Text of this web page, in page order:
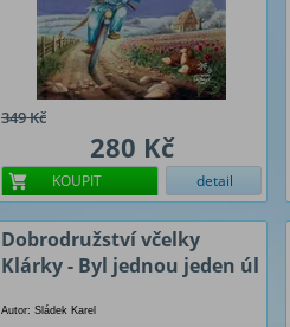
349 Kč
280 Kč
KOUPIT detail
Dobrodružství včelky
Klárky - Byl jednou jeden úl
Autor: Sládek Karel